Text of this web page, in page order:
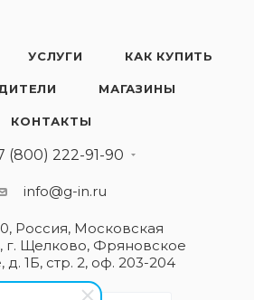
УСЛУГИ КАК КУПИТЬ
МАГАЗИНЫ
КОНТАКТЫ
(800) 222-91-90
info@g-in.ru
Россия, Московская
г. Щелково, Фряновское
д. 1Б, стр. 2, оф. 203-204